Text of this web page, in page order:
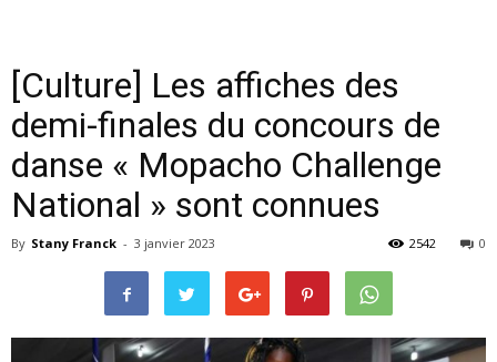
[Culture] Les affiches des
demi-finales du concours de
danse « Mopacho Challenge
National » sont connues
By Stany Franck - 3 janvier 2023 0
2542